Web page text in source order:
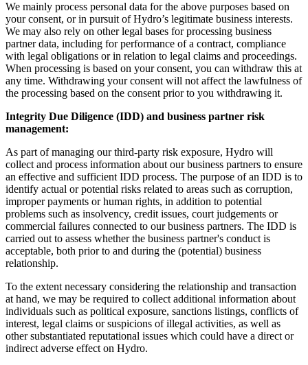
We mainly process personal data for the above purposes based on
your consent, or in pursuit of Hydro’s legitimate business interests.
We may also rely on other legal bases for processing business
partner data, including for performance of a contract, compliance
with legal obligations or in relation to legal claims and proceedings.
When processing is based on your consent, you can withdraw this at
any time. Withdrawing your consent will not affect the lawfulness of
the processing based on the consent prior to you withdrawing it.
Integrity Due Diligence (IDD) and business partner risk
management:
As part of managing our third-party risk exposure, Hydro will
collect and process information about our business partners to ensure
an effective and sufficient IDD process. The purpose of an IDD is to
identify actual or potential risks related to areas such as corruption,
improper payments or human rights, in addition to potential
problems such as insolvency, credit issues, court judgements or
commercial failures connected to our business partners. The IDD is
carried out to assess whether the business partner's conduct is
acceptable, both prior to and during the (potential) business
relationship.
To the extent necessary considering the relationship and transaction
at hand, we may be required to collect additional information about
individuals such as political exposure, sanctions listings, conflicts of
interest, legal claims or suspicions of illegal activities, as well as
other substantiated reputational issues which could have a direct or
indirect adverse effect on Hydro.